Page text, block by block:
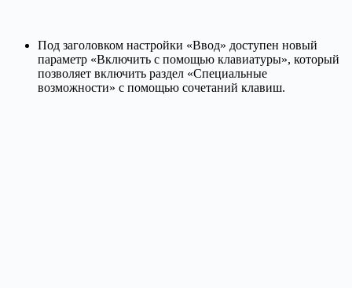
Под заголовком настройки «Ввод» доступен новый
параметр «Включить с помощью клавиатуры», который
позволяет включить раздел «Специальные
возможности» с помощью сочетаний клавиш.